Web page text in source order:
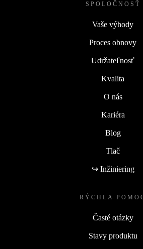
SPOLOČNOSŤ
Vaše výhody
Proces obnovy
Udržateľnosť
Kvalita
O nás
Kariéra
Blog
Tlač
↪ Inžiniering
RÝCHLA
Časté otázky
Stavy produktu